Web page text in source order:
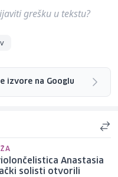
grešku u tekstu?
izvore na Googlu
Anastasia
solisti otvorili